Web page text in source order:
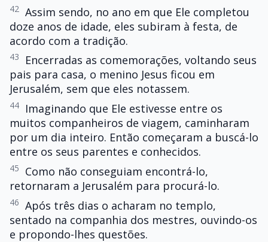
42 Assim sendo, no ano em que Ele completou
doze anos de idade, eles subiram à festa, de
acordo com a tradição.
43
Encerradas as comemorações, voltando seus
pais para casa, o menino Jesus ficou em
Jerusalém, sem que eles notassem.
44
Imaginando que Ele estivesse entre os
muitos companheiros de viagem, caminharam
por um dia inteiro. Então começaram a buscá-lo
entre os seus parentes e conhecidos.
45
Como não conseguiam encontrá-lo,
retornaram a Jerusalém para procurá-lo.
46 Após três dias o acharam no templo,
sentado na companhia dos mestres, ouvindo-os
e propondo-lhes questões.